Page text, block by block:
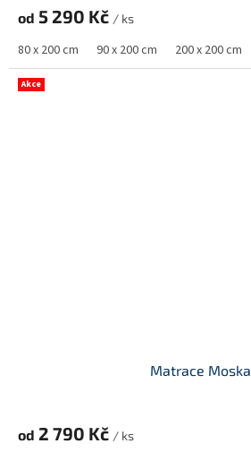
od 5 290 Kč / ks
80 x 200 cm 90 x 200 cm 200 x 200 cm
Akce
Matrace Moska
od 2 790 Kč / ks